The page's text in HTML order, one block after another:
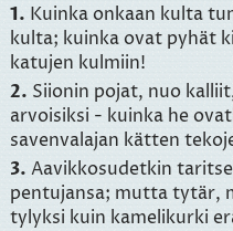
1. Kuinka onkaan kulta
kulta; kuinka ovat pyhät
katujen kulmiin!
2. Siionin pojat, nuo
arvoisiksi - kuinka he
savenvalajan kätten
3. Aavikkosudetkin
pentujansa; mutta tytär,
tylyksi kuin kamelikurki